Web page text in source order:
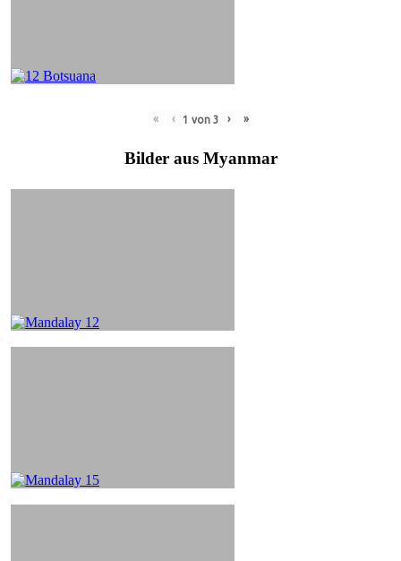
« ‹ 1 von 3 › »
Bilder aus Myanmar